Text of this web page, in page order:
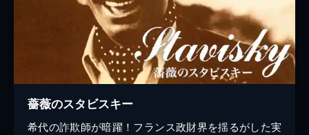
薔薇のスタビスキー
希代の詐欺師が暗躍！フランス政財界を揺るがした実